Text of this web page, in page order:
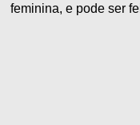
feminina, e pode ser